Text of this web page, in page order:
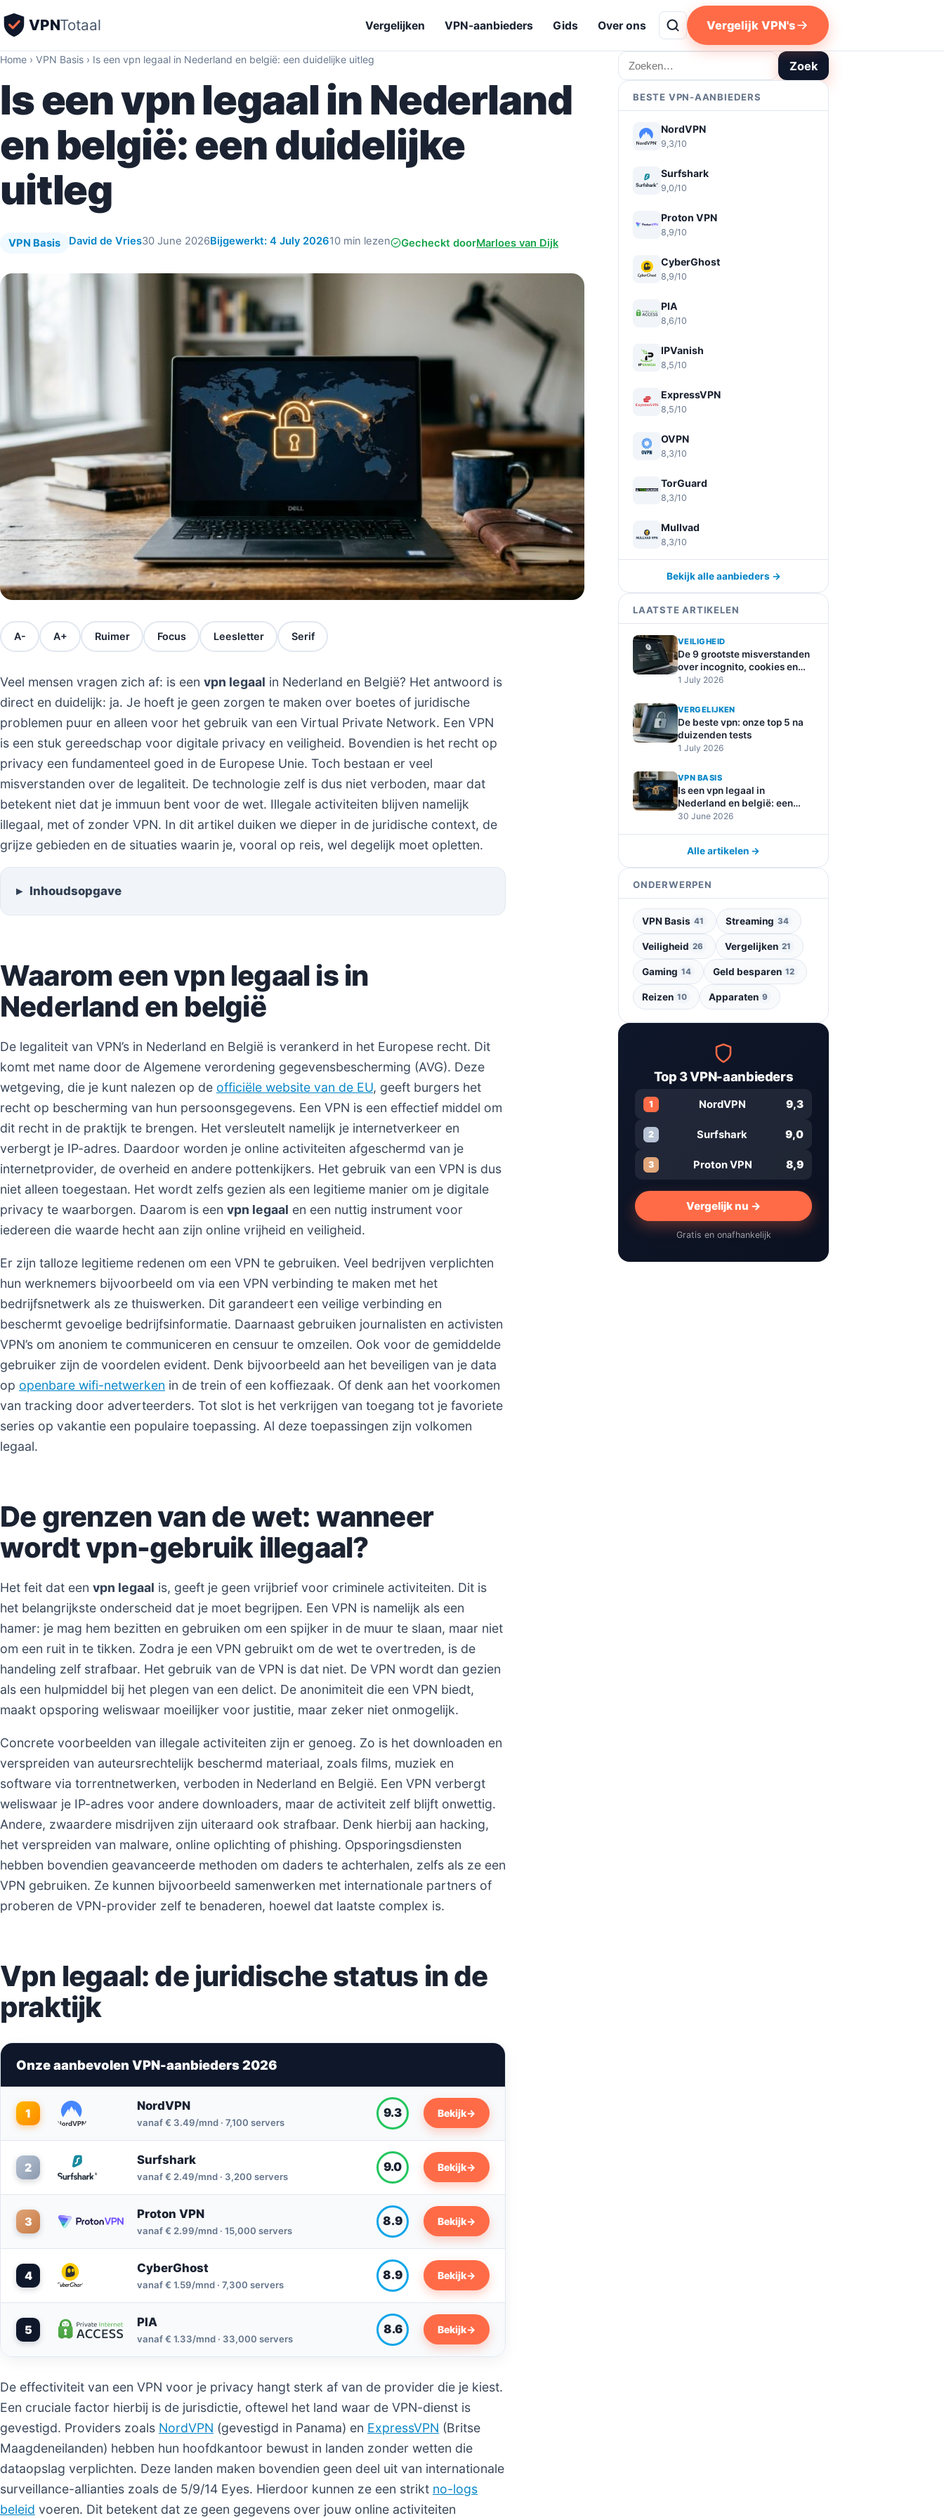
VPNTotaal Vergelijken VPN-aanbieders Gids Over ons Vergelijk VPN's
Home › VPN Basis › Is een vpn legaal in Nederland en belgië: een duidelijke uitleg
Is een vpn legaal in Nederland
en belgië: een duidelijke
uitleg
VPN Basis David de Vries30 June 2026Bijgewerkt: 4 July 202610 min lezen Gecheckt doorMarloes van Dijk
A- A+ Ruimer Focus Leesletter Serif
Veel mensen vragen zich af: is een vpn legaal in Nederland en België? Het antwoord is
direct en duidelijk: ja. Je hoeft je geen zorgen te maken over boetes of juridische
problemen puur en alleen voor het gebruik van een Virtual Private Network. Een VPN
is een stuk gereedschap voor digitale privacy en veiligheid. Bovendien is het recht op
privacy een fundamenteel goed in de Europese Unie. Toch bestaan er veel
misverstanden over de legaliteit. De technologie zelf is dus niet verboden, maar dat
betekent niet dat je immuun bent voor de wet. Illegale activiteiten blijven namelijk
illegaal, met of zonder VPN. In dit artikel duiken we dieper in de juridische context, de
grijze gebieden en de situaties waarin je, vooral op reis, wel degelijk moet opletten.
Inhoudsopgave
Waarom een vpn legaal is in
Nederland en belgië
De legaliteit van VPN’s in Nederland en België is verankerd in het Europese recht. Dit
komt met name door de Algemene verordening gegevensbescherming (AVG). Deze
wetgeving, die je kunt nalezen op de officiële website van de EU, geeft burgers het
recht op bescherming van hun persoonsgegevens. Een VPN is een effectief middel om
dit recht in de praktijk te brengen. Het versleutelt namelijk je internetverkeer en
verbergt je IP-adres. Daardoor worden je online activiteiten afgeschermd van je
internetprovider, de overheid en andere pottenkijkers. Het gebruik van een VPN is dus
niet alleen toegestaan. Het wordt zelfs gezien als een legitieme manier om je digitale
privacy te waarborgen. Daarom is een vpn legaal en een nuttig instrument voor
iedereen die waarde hecht aan zijn online vrijheid en veiligheid.
Er zijn talloze legitieme redenen om een VPN te gebruiken. Veel bedrijven verplichten
hun werknemers bijvoorbeeld om via een VPN verbinding te maken met het
bedrijfsnetwerk als ze thuiswerken. Dit garandeert een veilige verbinding en
beschermt gevoelige bedrijfsinformatie. Daarnaast gebruiken journalisten en activisten
VPN’s om anoniem te communiceren en censuur te omzeilen. Ook voor de gemiddelde
gebruiker zijn de voordelen evident. Denk bijvoorbeeld aan het beveiligen van je data
op openbare wifi-netwerken in de trein of een koffiezaak. Of denk aan het voorkomen
van tracking door adverteerders. Tot slot is het verkrijgen van toegang tot je favoriete
series op vakantie een populaire toepassing. Al deze toepassingen zijn volkomen
legaal.
De grenzen van de wet: wanneer
wordt vpn-gebruik illegaal?
Het feit dat een vpn legaal is, geeft je geen vrijbrief voor criminele activiteiten. Dit is
het belangrijkste onderscheid dat je moet begrijpen. Een VPN is namelijk als een
hamer: je mag hem bezitten en gebruiken om een spijker in de muur te slaan, maar niet
om een ruit in te tikken. Zodra je een VPN gebruikt om de wet te overtreden, is de
handeling zelf strafbaar. Het gebruik van de VPN is dat niet. De VPN wordt dan gezien
als een hulpmiddel bij het plegen van een delict. De anonimiteit die een VPN biedt,
maakt opsporing weliswaar moeilijker voor justitie, maar zeker niet onmogelijk.
Concrete voorbeelden van illegale activiteiten zijn er genoeg. Zo is het downloaden en
verspreiden van auteursrechtelijk beschermd materiaal, zoals films, muziek en
software via torrentnetwerken, verboden in Nederland en België. Een VPN verbergt
weliswaar je IP-adres voor andere downloaders, maar de activiteit zelf blijft onwettig.
Andere, zwaardere misdrijven zijn uiteraard ook strafbaar. Denk hierbij aan hacking,
het verspreiden van malware, online oplichting of phishing. Opsporingsdiensten
hebben bovendien geavanceerde methoden om daders te achterhalen, zelfs als ze een
VPN gebruiken. Ze kunnen bijvoorbeeld samenwerken met internationale partners of
proberen de VPN-provider zelf te benaderen, hoewel dat laatste complex is.
Vpn legaal: de juridische status in de
praktijk
Onze aanbevolen VPN-aanbieders 2026
1
NordVPN
vanaf € 3.49/mnd · 7,100 servers
9.3 Bekijk→
2
Surfshark
vanaf € 2.49/mnd · 3,200 servers
9.0 Bekijk→
3
Proton VPN
vanaf € 2.99/mnd · 15,000 servers
8.9 Bekijk→
4
CyberGhost
vanaf € 1.59/mnd · 7,300 servers
8.9 Bekijk→
5
PIA
vanaf € 1.33/mnd · 33,000 servers
8.6 Bekijk→
De effectiviteit van een VPN voor je privacy hangt sterk af van de provider die je kiest.
Een cruciale factor hierbij is de jurisdictie, oftewel het land waar de VPN-dienst is
gevestigd. Providers zoals NordVPN (gevestigd in Panama) en ExpressVPN (Britse
Maagdeneilanden) hebben hun hoofdkantoor bewust in landen zonder wetten die
dataopslag verplichten. Deze landen maken bovendien geen deel uit van internationale
surveillance-allianties zoals de 5/9/14 Eyes. Hierdoor kunnen ze een strikt no-logs
beleid voeren. Dit betekent dat ze geen gegevens over jouw online activiteiten
Zoeken Zoek
BESTE VPN-AANBIEDERS
NordVPN
9,3/10
Surfshark
9,0/10
Proton VPN
8,9/10
CyberGhost
8,9/10
PIA
8,6/10
IPVanish
8,5/10
ExpressVPN
8,5/10
OVPN
8,3/10
TorGuard
8,3/10
Mullvad
8,3/10
Bekijk alle aanbieders →
LAATSTE ARTIKELEN
VEILIGHEID
De 9 grootste misverstanden
over incognito, cookies en
online tracking
1 July 2026
VERGELIJKEN
De beste vpn: onze top 5 na
duizenden tests
1 July 2026
VPN BASIS
Is een vpn legaal in
Nederland en belgië: een
duidelijke uitleg
30 June 2026
Alle artikelen →
ONDERWERPEN
VPN Basis 41 Streaming 34
Veiligheid 26 Vergelijken 21
Gaming 14 Geld besparen 12
Reizen 10 Apparaten 9
Top 3 VPN-aanbieders
1 NordVPN 9,3
2 Surfshark 9,0
3 Proton VPN 8,9
Vergelijk nu →
Gratis en onafhankelijk